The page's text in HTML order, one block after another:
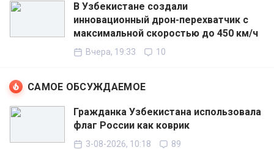
В Узбекистане создали
инновационный дрон-перехватчик с
максимальной скоростью до 450 км/ч
Вчера, 19:33 10
САМОЕ ОБСУЖДАЕМОЕ
Гражданка Узбекистана использовала
флаг России как коврик
3-08-2026, 10:18 89